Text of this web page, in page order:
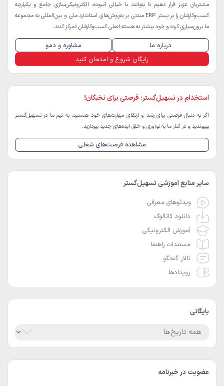
مشتریان عزیز قرار دهیم تا بتوانند با خیالی آسوده، الکترونیکی‌سازی جامع و یکپارچه
کسب‌و‌کارشان را بر بستر ERP مبتنی بر به‌روش‌های استاندارد ملی و بین‌المللی به مجموعه
ما برون‌سپاری کرده و خود بیشتر به هسته اصلی کسب‌و‌کارشان تمرکز کنند.
درباره ما
مشاوره و دمو
رایگان شروع و امتحان کنید
استخدام در تسهیل‌گستر: فرصتی برای نخبگان!
اگر به دنبال فرصتی برای رشد و ارتقای مهارت‌های خود هستید، به تیم ما در تسهیل‌گستر
بپیوندید و در کنار ما به نوآوری و خلق ایده‌های جدید بپردازید.
مشاهده فرصت‌های شغلی
سایر منابع آموزشی تسهیل‌گستر
ویدئوهای معرفی
دانلود کاتالوگ
آموزش الکترونیکی
مستندات راهنما
تالار گفتگو
رویدادها
بایگانی
عضویت در خبرنامه